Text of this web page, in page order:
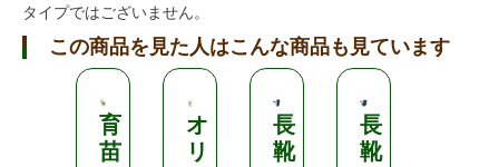
タイプではございません。
この商品を見た人はこんな商品も見ています
育
苗
オ
リ
長
靴
長
靴